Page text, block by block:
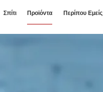
Σπίτι Προϊόντα Περίπου Εμείς